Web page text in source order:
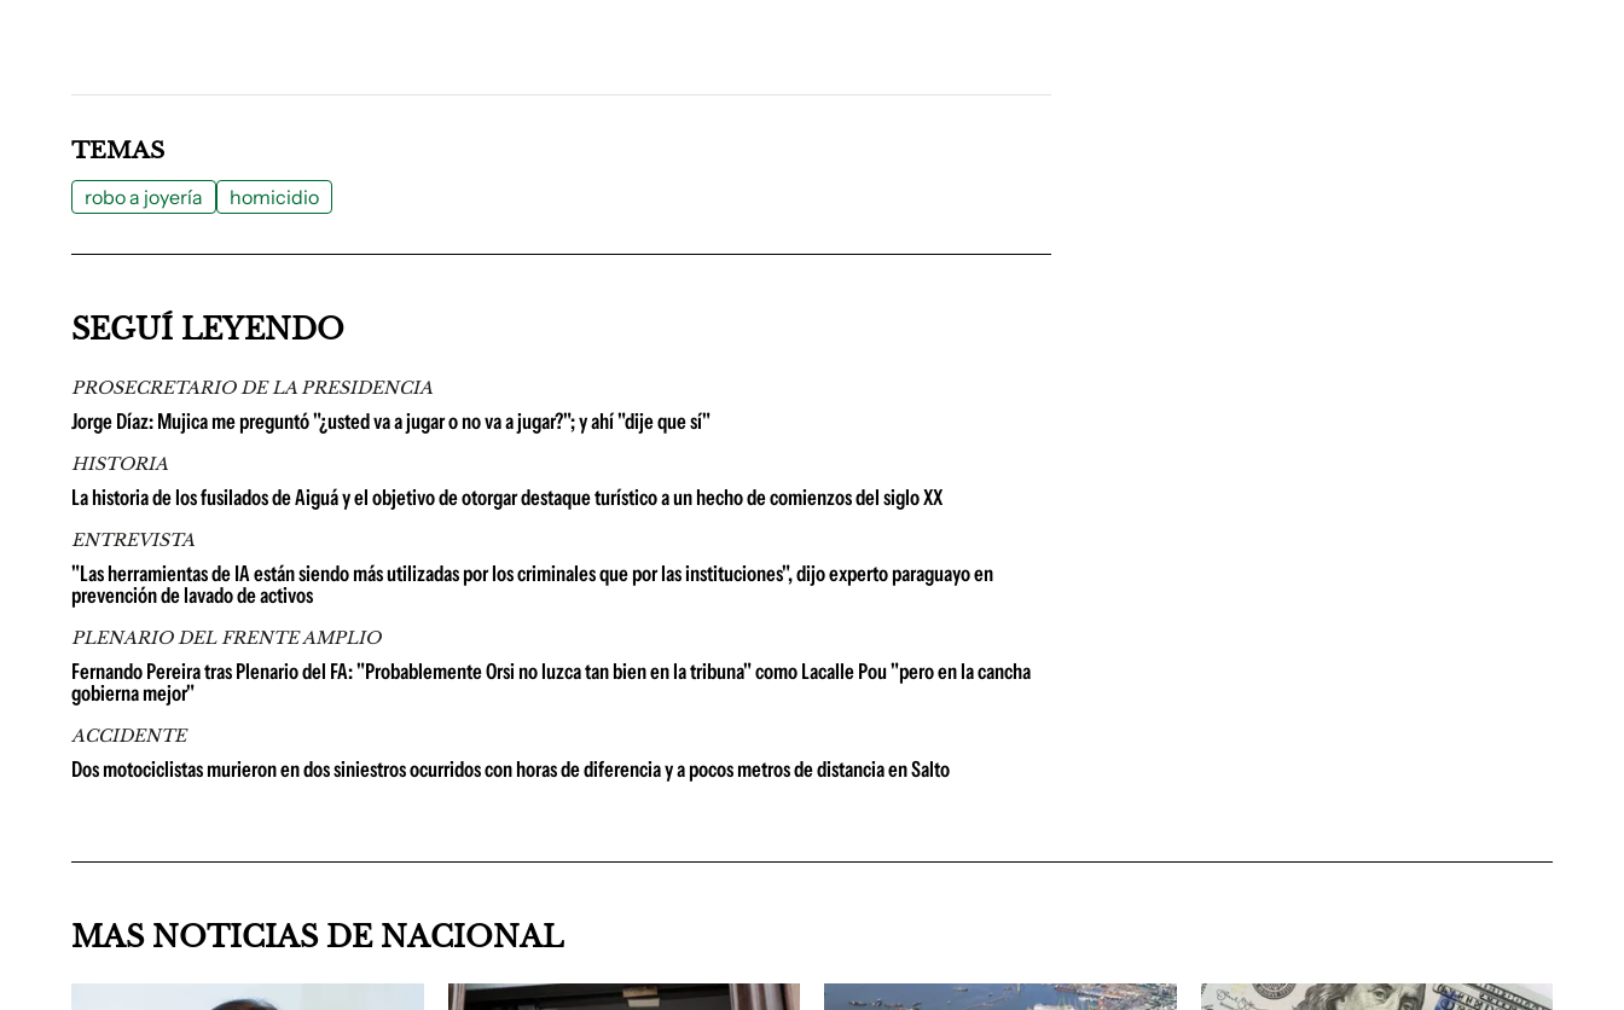
TEMAS
robo a joyería homicidio
SEGUÍ LEYENDO
PROSECRETARIO DE LA PRESIDENCIA
Jorge Díaz: Mujica me preguntó "¿usted va a jugar o no va a jugar?"; y ahí "dije que sí"
HISTORIA
La historia de los fusilados de Aiguá y el objetivo de otorgar destaque turístico a un hecho de comienzos del siglo XX
ENTREVISTA
"Las herramientas de IA están siendo más utilizadas por los criminales que por las instituciones", dijo experto paraguayo en
prevención de lavado de activos
PLENARIO DEL FRENTE AMPLIO
Fernando Pereira tras Plenario del FA: "Probablemente Orsi no luzca tan bien en la tribuna" como Lacalle Pou "pero en la cancha
gobierna mejor"
ACCIDENTE
Dos motociclistas murieron en dos siniestros ocurridos con horas de diferencia y a pocos metros de distancia en Salto
MAS NOTICIAS DE NACIONAL